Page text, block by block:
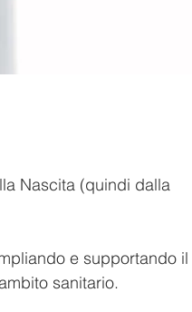
Nascita (quindi dalla
e supportando il
sanitario.